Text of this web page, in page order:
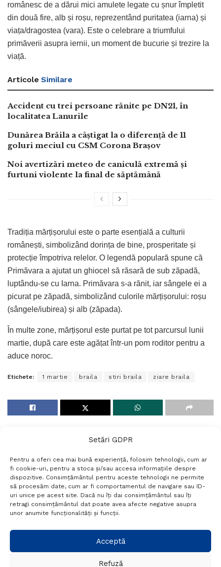
Setări GDPR
Pentru a oferi cea mai bună experiență, folosim tehnologii, cum ar
fi cookie-uri, pentru a stoca și/sau accesa informațiile despre
dispozitive. Consimțământul pentru aceste tehnologii ne permite
să procesăm date, cum ar fi comportamentul de navigare sau ID-
uri unice pe acest site. Dacă nu îți dai consimțământul sau îți
retragi consimțământul dat poate avea afecte negative asupra
unor anumite funcționalități și funcții.
Acceptă
Refuză
românesc de a dărui mici amulete legate cu șnur împletit
din două fire, alb și roșu, reprezentând puritatea (iarna) și
viața/dragostea (vara). Este o celebrare a triumfului
primăverii asupra iernii, un moment de bucurie și trezire la
viață.
Articole Similare
Accident cu trei persoane rănite pe DN21, în
localitatea Lanurile
Dunărea Brăila a câștigat la o diferență de 11
goluri meciul cu CSM Corona Brașov
Noi avertizări meteo de caniculă extremă și
furtuni violente la final de săptămână
Tradiția mărțișorului este o parte esențială a culturii
românești, simbolizând dorința de bine, prosperitate și
protecție împotriva relelor. O legendă populară spune că
Primăvara a ajutat un ghiocel să răsară de sub zăpadă,
luptându-se cu Iarna. Primăvara s-a rănit, iar sângele ei a
picurat pe zăpadă, simbolizând culorile mărțișorului: roșu
(sângele/iubirea) și alb (zăpada).
În multe zone, mărțișorul este purtat pe tot parcursul lunii
martie, după care este agățat într-un pom roditor pentru a
aduce noroc.
Etichete: 1 martie braila stiri braila ziare braila
Termeni si conditii
Politică de confidențialitate
Politica cookies
Setări GDPR
+40 788 760 194